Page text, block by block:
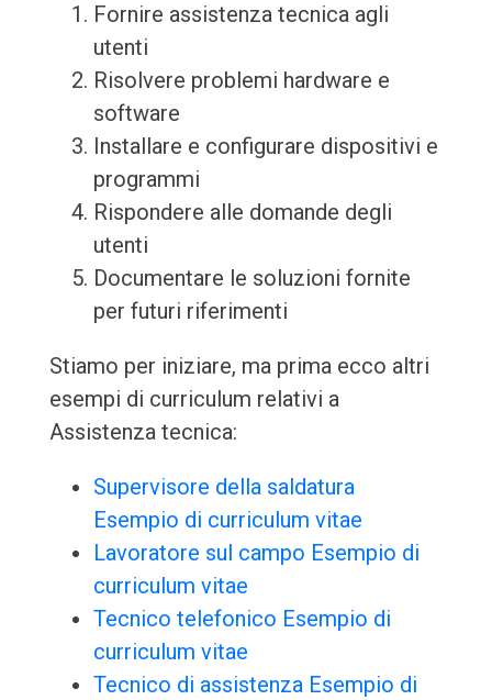
Fornire assistenza tecnica agli
utenti
Risolvere problemi hardware e
software
Installare e configurare dispositivi e
programmi
Rispondere alle domande degli
utenti
Documentare le soluzioni fornite
per futuri riferimenti
Stiamo per iniziare, ma prima ecco altri
esempi di curriculum relativi a
Assistenza tecnica:
Supervisore della saldatura
Esempio di curriculum vitae
Lavoratore sul campo Esempio di
curriculum vitae
Tecnico telefonico Esempio di
curriculum vitae
Tecnico di assistenza Esempio di